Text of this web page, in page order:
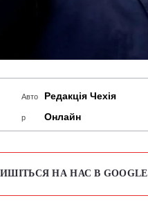
Авто
р
Редакція Чехія
Онлайн
НА НАС В GOOGLE